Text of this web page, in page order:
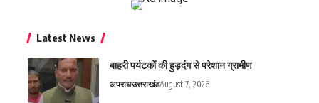
Latest News
बाहरी पर्यटकों की हुड़दंग से परेशान ग्रामीण
अपराधउत्तराखंडAugust 7, 2026